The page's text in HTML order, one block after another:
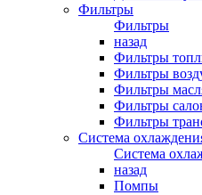
Фильтры
Фильтры
назад
Фильтры
Фильтры
Фильтры
Фильтры
Фильтры
Система
Система
назад
Помпы